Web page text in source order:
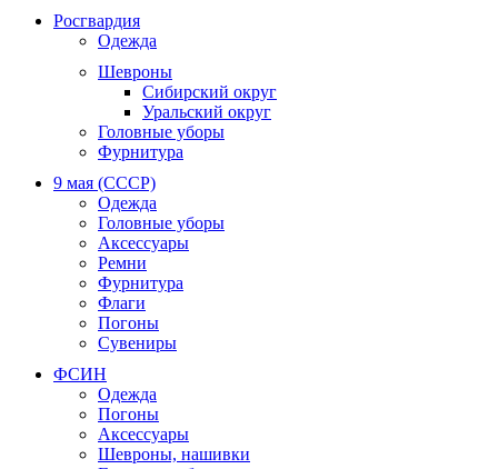
Росгвардия
Одежда
Шевроны
Сибирский округ
Уральский округ
Головные уборы
Фурнитура
9 мая (СССР)
Одежда
Головные уборы
Аксессуары
Ремни
Фурнитура
Флаги
Погоны
Сувениры
ФСИН
Одежда
Погоны
Аксессуары
Шевроны, нашивки